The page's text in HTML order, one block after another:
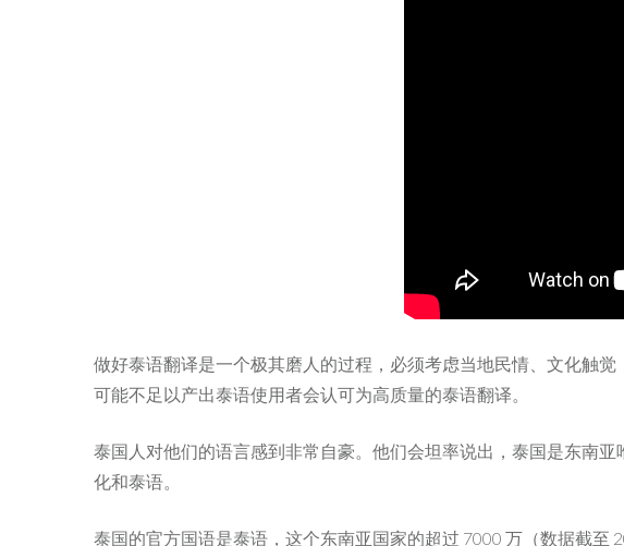
做好泰语翻译是一个极其磨人的过程，必须考虑当地民情、文化触
可能不足以产出泰语使用者会认可为高质量的泰语翻译。
泰国人对他们的语言感到非常自豪。他们会坦率说出，泰国是东南
化和泰语。
泰国的官方国语是泰语，这个东南亚国家的超过 7000 万（数据截至